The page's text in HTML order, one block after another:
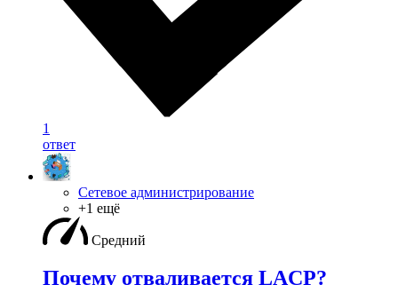
1
ответ
Сетевое администрирование
+1 ещё
Средний
Почему отваливается LACP?